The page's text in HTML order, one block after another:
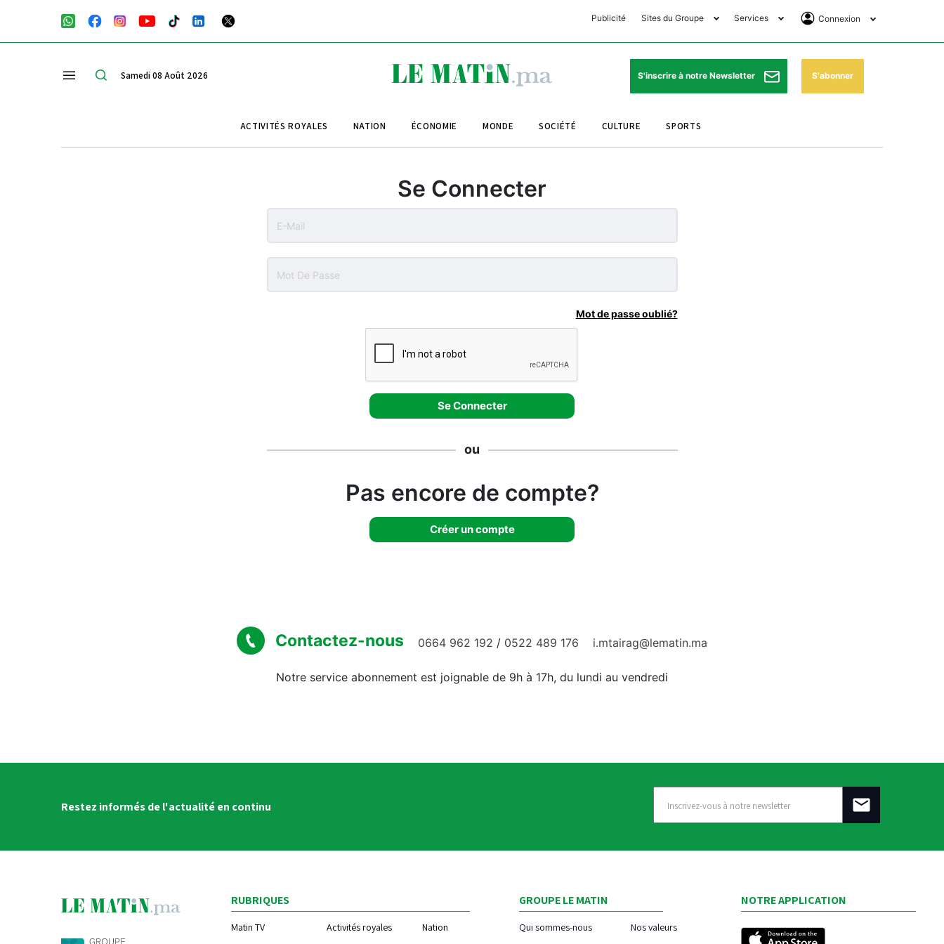
Publicité Sites du Groupe
Club Avantages
Le Matin Sports
Le Matin Store
Services
Horaires de prières
Pharmacies de garde
Programme TV
Connexion
Se Connecter
Abonnement
Samedi 08 Août 2026 S'inscrire à notre Newsletter S'abonner
ACTIVITÉS ROYALES NATION ÉCONOMIE MONDE SOCIÉTÉ CULTURE SPORTS
Se Connecter
Mot de passe oublié?
ou
Pas encore de compte?
Créer un compte
Contactez-nous 0664 962 192 / 0522 489 176 i.mtairag@lematin.ma
Notre service abonnement est joignable de 9h à 17h, du lundi au vendredi
Restez informés de l'actualité en continu
RUBRIQUES
Matin TV Activités royales
Nation
GROUPE LE MATIN
Qui sommes-nous Nos valeurs
NOTRE APPLICATION